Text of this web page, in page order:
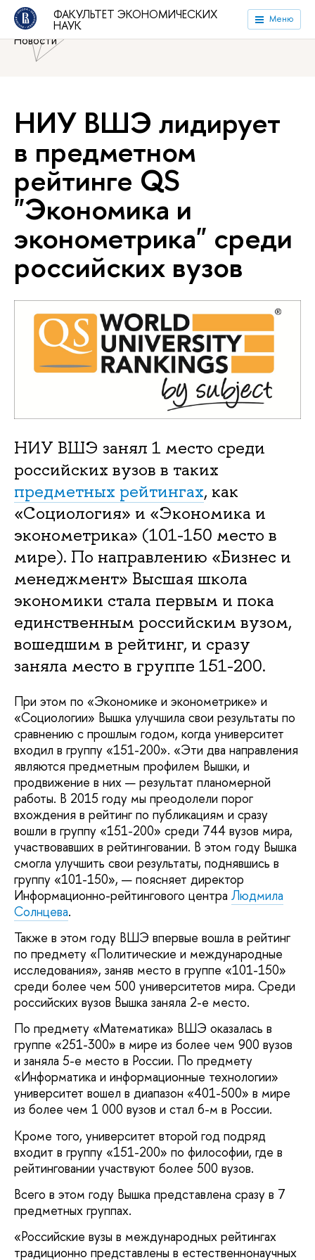
ФАКУЛЬТЕТ ЭКОНОМИЧЕСКИХ
НАУК Меню
Национальный исследовательский университет «Высшая
школа экономики»
Факультет экономических наук
Новости
НИУ ВШЭ лидирует
в предметном
рейтинге QS
"Экономика и
эконометрика" среди
российских вузов
НИУ ВШЭ занял 1 место среди
российских вузов в таких
предметных рейтингах, как
«Социология» и «Экономика и
эконометрика» (101-150 место в
мире). По направлению «Бизнес и
менеджмент» Высшая школа
экономики стала первым и пока
единственным российским вузом,
вошедшим в рейтинг, и сразу
заняла место в группе 151-200.
При этом по «Экономике и эконометрике» и
«Социологии» Вышка улучшила свои результаты по
сравнению с прошлым годом, когда университет
входил в группу «151-200». «Эти два направления
являются предметным профилем Вышки, и
продвижение в них — результат планомерной
работы. В 2015 году мы преодолели порог
вхождения в рейтинг по публикациям и сразу
вошли в группу «151-200» среди 744 вузов мира,
участвовавших в рейтинговании. В этом году Вышка
смогла улучшить свои результаты, поднявшись в
группу «101-150», — поясняет директор
Информационно-рейтингового центра Людмила
Солнцева.
Также в этом году ВШЭ впервые вошла в рейтинг
по предмету «Политические и международные
исследования», заняв место в группе «101-150»
среди более чем 500 университетов мира. Среди
российских вузов Вышка заняла 2-е место.
По предмету «Математика» ВШЭ оказалась в
группе «251-300» в мире из более чем 900 вузов
и заняла 5-е место в России. По предмету
«Информатика и информационные технологии»
университет вошел в диапазон «401-500» в мире
из более чем 1 000 вузов и стал 6-м в России.
Кроме того, университет второй год подряд
входит в группу «151-200» по философии, где в
рейтинговании участвуют более 500 вузов.
Всего в этом году Вышка представлена сразу в 7
предметных группах.
«Российские вузы в международных рейтингах
традиционно представлены в естественнонаучных